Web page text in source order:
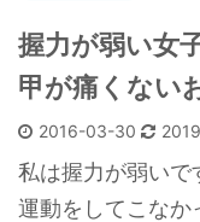
握力が弱い女
甲が痛くない
2016-03-30
私は握力が弱いで
運動をしてこなか